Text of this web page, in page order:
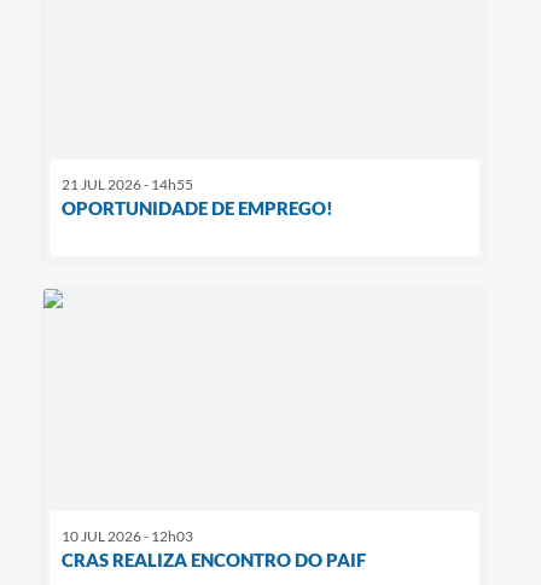
21 JUL 2026 - 14h55
OPORTUNIDADE DE EMPREGO!
10 JUL 2026 - 12h03
CRAS REALIZA ENCONTRO DO PAIF